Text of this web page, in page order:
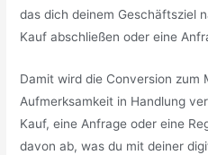
das dich deinem Geschäftsziel
Kauf abschließen oder eine
Damit wird die Conversion zum
Aufmerksamkeit in Handlung
Kauf, eine Anfrage oder eine
davon ab, was du mit deiner